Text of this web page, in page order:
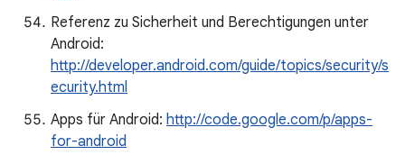
Referenz zu Sicherheit und Berechtigungen unter
Android:
http://developer.android.com/guide/topics/security/s
ecurity.html
Apps für Android: http://code.google.com/p/apps-
for-android